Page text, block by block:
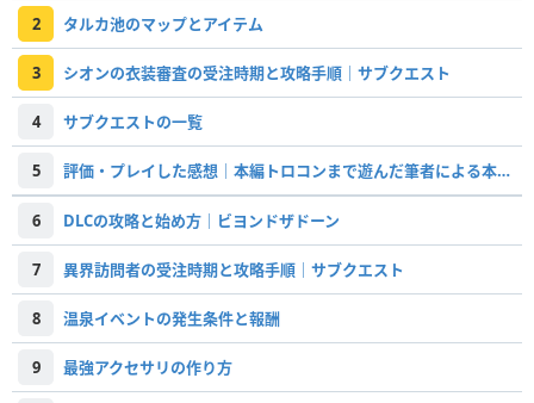
2 タルカ池のマップとアイテム
3 シオンの衣装審査の受注時期と攻略手順｜サブクエスト
4 サブクエストの一覧
5 評価・プレイした感想｜本編トロコンまで遊んだ筆者による本音のレビュー
6 DLCの攻略と始め方｜ビヨンドザドーン
7 異界訪問者の受注時期と攻略手順｜サブクエスト
8 温泉イベントの発生条件と報酬
9 最強アクセサリの作り方